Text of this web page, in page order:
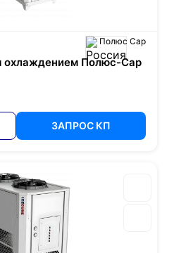
Полюс Сар
охлаждением Полюс-Сар
ЗАПРОС КП